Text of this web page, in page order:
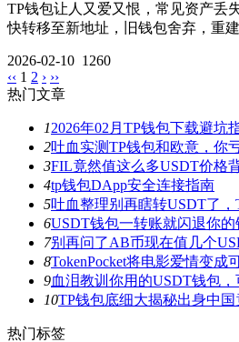
TP钱包让人又爱又恨，常见资产丢
快转移至新地址，旧钱包舍弃，重
2026-02-10 1260
‹‹ 1 2 › ››
热门文章
12026年02月TP钱包下载避坑
2吐血实测TP钱包和欧意，你
3FIL竟然值这么多USDT价格
4tp钱包DApp安全连接指南
5吐血整理别再瞎转USDT了
6USDT钱包一转账就闪退你
7别再问了AB币现在值几个
8TokenPocket将电影爱情变
9血泪教训你用的USDT钱包
10TP钱包底细大揭秘出身中
热门标签